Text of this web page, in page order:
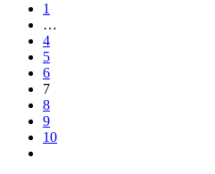
1
…
4
5
6
7
8
9
10